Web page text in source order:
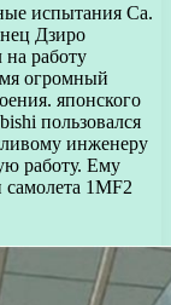
испытания Ca.
Дзиро
работу
огромный
японского
пользовался
инженеру
работу. Ему
1MF2